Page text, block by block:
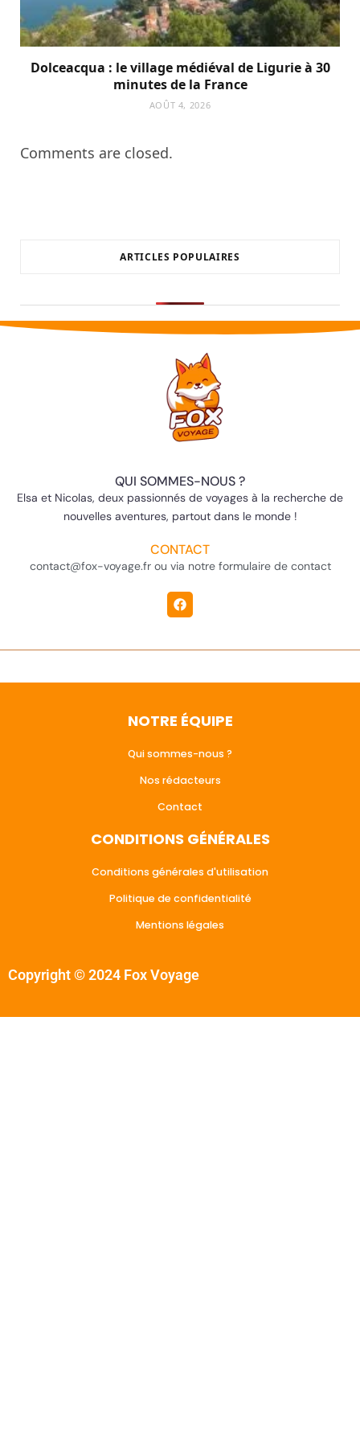
Dolceacqua : le village médiéval de Ligurie à 30
minutes de la France
AOÛT 4, 2026
Comments are closed.
ARTICLES POPULAIRES
QUI SOMMES-NOUS ?
Elsa et Nicolas, deux passionnés de voyages à la recherche de
nouvelles aventures, partout dans le monde !
CONTACT
contact@fox-voyage.fr ou via notre formulaire de contact
NOTRE ÉQUIPE
Qui sommes-nous ?
Nos rédacteurs
Contact
CONDITIONS GÉNÉRALES
Conditions générales d'utilisation
Politique de confidentialité
Mentions légales
Copyright © 2024 Fox Voyage